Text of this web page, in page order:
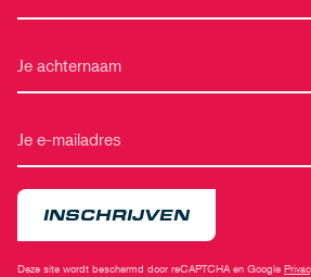
INSCHRIJVEN
Deze site wordt beschermd door reCAPTCHA en Google